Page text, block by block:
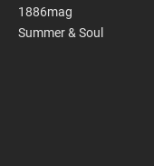
1886mag
Summer & Soul